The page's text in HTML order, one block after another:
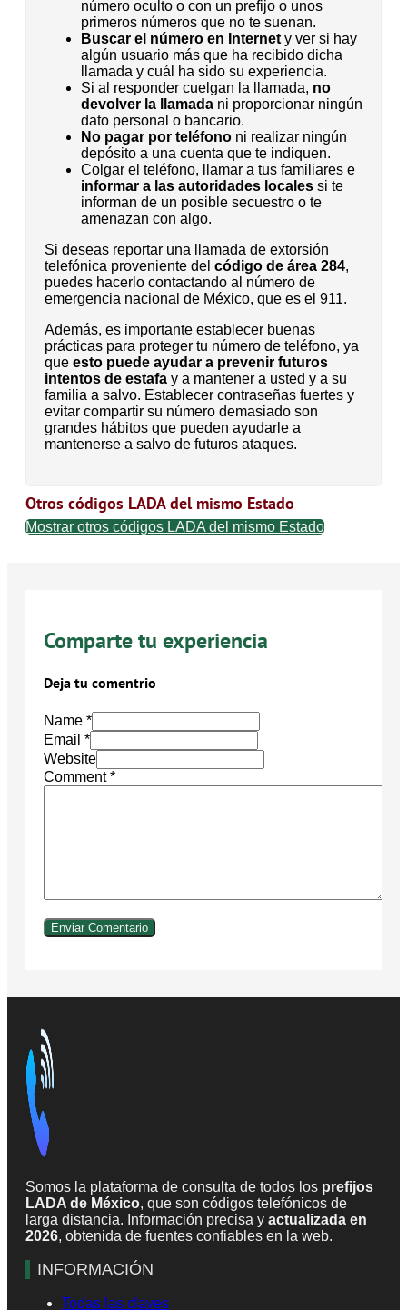
número oculto o con un prefijo o unos
primeros números que no te suenan.
Buscar el número en Internet y ver si hay
algún usuario más que ha recibido dicha
llamada y cuál ha sido su experiencia.
Si al responder cuelgan la llamada, no
devolver la llamada ni proporcionar ningún
dato personal o bancario.
No pagar por teléfono ni realizar ningún
depósito a una cuenta que te indiquen.
Colgar el teléfono, llamar a tus familiares e
informar a las autoridades locales si te
informan de un posible secuestro o te
amenazan con algo.
Si deseas reportar una llamada de extorsión
telefónica proveniente del código de área 284,
puedes hacerlo contactando al número de
emergencia nacional de México, que es el 911.
Además, es importante establecer buenas
prácticas para proteger tu número de teléfono, ya
que esto puede ayudar a prevenir futuros
intentos de estafa y a mantener a usted y a su
familia a salvo. Establecer contraseñas fuertes y
evitar compartir su número demasiado son
grandes hábitos que pueden ayudarle a
mantenerse a salvo de futuros ataques.
Otros códigos LADA del mismo Estado
Mostrar otros códigos LADA del mismo Estado
Comparte tu experiencia
Deja tu comentrio
Name *
Email *
Website
Comment*
Somos la plataforma de consulta de todos los prefijos
LADA de México, que son códigos telefónicos de
larga distancia. Información precisa y actualizada en
2026, obtenida de fuentes confiables en la web.
INFORMACIÓN
Todas las claves